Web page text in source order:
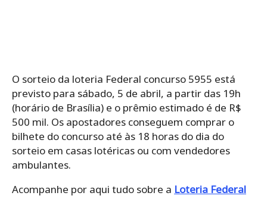
O sorteio da loteria Federal concurso 5955 está
previsto para sábado, 5 de abril, a partir das 19h
(horário de Brasília) e o prêmio estimado é de R$
500 mil. Os apostadores conseguem comprar o
bilhete do concurso até às 18 horas do dia do
sorteio em casas lotéricas ou com vendedores
ambulantes.
Acompanhe por aqui tudo sobre a Loteria Federal